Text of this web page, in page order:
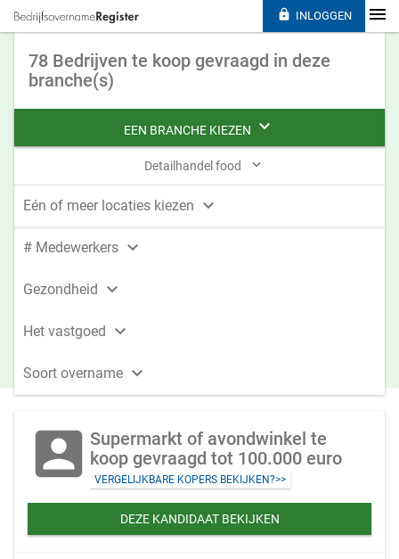
78 Bedrijven te koop gevraagd in deze
branche(s)
EEN BRANCHE KIEZEN 
Detailhandel food 
Eén of meer locaties kiezen 
# Medewerkers 
Gezondheid 
Het vastgoed 
Soort overname 
account_box Supermarkt of avondwinkel te
koop gevraagd tot 100.000 euro
VERGELIJKBARE KOPERS BEKIJKEN?>>
DEZE KANDIDAAT BEKIJKEN
 INLOGGEN